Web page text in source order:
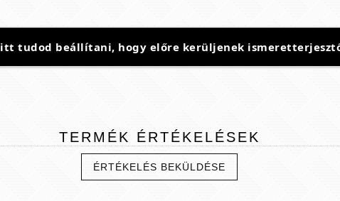
tudod beállítani, hogy előre kerüljenek
TERMÉK ÉRTÉKELÉSEK
ÉRTÉKELÉS BEKÜLDÉSE